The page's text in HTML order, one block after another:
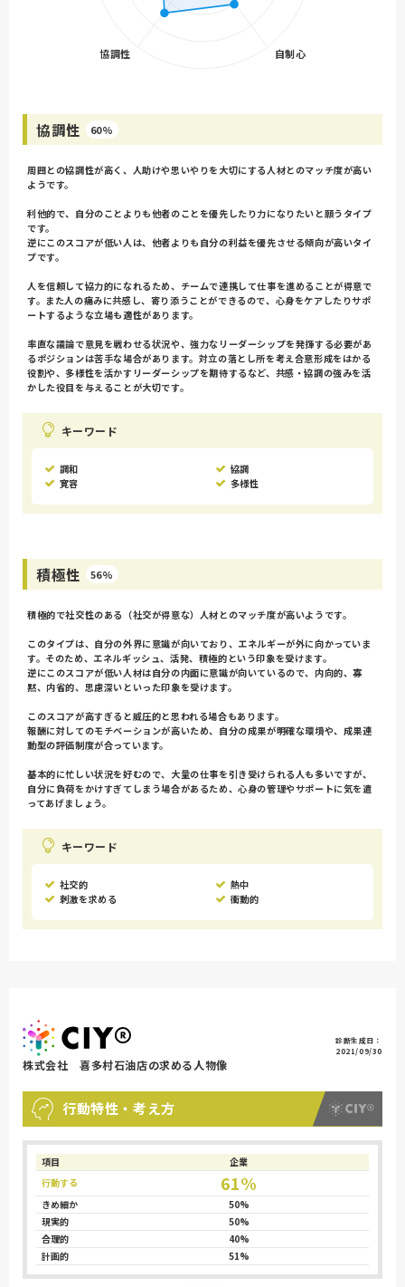
自制心
協調性
協調性 60%
周囲との協調性が高く、人助けや思いやりを大切にする人材とのマッチ度が高い
ようです。
利他的で、自分のことよりも他者のことを優先したり力になりたいと願うタイプ
です。
逆にこのスコアが低い人は、他者よりも自分の利益を優先させる傾向が高いタイ
プです。
人を信頼して協力的になれるため、チームで連携して仕事を進めることが得意で
す。また人の痛みに共感し、寄り添うことができるので、心身をケアしたりサポ
ートするような立場も適性があります。
率直な議論で意見を戦わせる状況や、強力なリーダーシップを発揮する必要があ
るポジションは苦手な場合があります。対立の落とし所を考え合意形成をはかる
役割や、多様性を活かすリーダーシップを期待するなど、共感・協調の強みを活
かした役目を与えることが大切です。
キーワード
調和
協調
寛容
多様性
積極性 56%
積極的で社交性のある（社交が得意な）人材とのマッチ度が高いようです。
このタイプは、自分の外界に意識が向いており、エネルギーが外に向かっていま
す。そのため、エネルギッシュ、活発、積極的という印象を受けます。
逆にこのスコアが低い人材は自分の内面に意識が向いているので、内向的、寡
黙、内省的、思慮深いといった印象を受けます。
このスコアが高すぎると威圧的と思われる場合もあります。
報酬に対してのモチベーションが高いため、自分の成果が明確な環境や、成果連
動型の評価制度が合っています。
基本的に忙しい状況を好むので、大量の仕事を引き受けられる人も多いですが、
自分に負荷をかけすぎてしまう場合があるため、心身の管理やサポートに気を遣
ってあげましょう。
キーワード
社交的
熱中
刺激を求める
衝動的
株式会社 喜多村石油店の求める人物像
診断生成日：
2021/09/30
行動特性・考え方
項目
企業
行動する
61%
きめ細か
50%
現実的
50%
合理的
40%
計画的
51%